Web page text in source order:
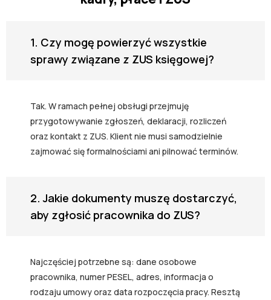
1. Czy mogę powierzyć wszystkie
sprawy związane z ZUS księgowej?
Tak. W ramach pełnej obsługi przejmuję
przygotowywanie zgłoszeń, deklaracji, rozliczeń
oraz kontakt z ZUS. Klient nie musi samodzielnie
zajmować się formalnościami ani pilnować terminów.
2. Jakie dokumenty muszę dostarczyć,
aby zgłosić pracownika do ZUS?
Najczęściej potrzebne są: dane osobowe
pracownika, numer PESEL, adres, informacja o
rodzaju umowy oraz data rozpoczęcia pracy. Resztą